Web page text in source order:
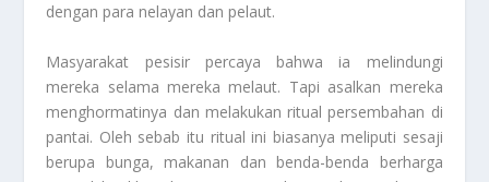
dengan para nelayan dan pelaut.
Masyarakat pesisir percaya bahwa ia melindungi
mereka selama mereka melaut. Tapi asalkan mereka
menghormatinya dan melakukan ritual persembahan di
pantai. Oleh sebab itu ritual ini biasanya meliputi sesaji
berupa bunga, makanan dan benda-benda berharga